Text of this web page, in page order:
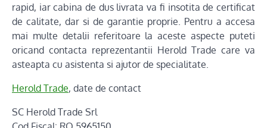
rapid, iar cabina de dus livrata va fi insotita de certificat
de calitate, dar si de garantie proprie. Pentru a accesa
mai multe detalii referitoare la aceste aspecte puteti
oricand contacta reprezentantii Herold Trade care va
asteapta cu asistenta si ajutor de specialitate.
Herold Trade, date de contact
SC Herold Trade Srl